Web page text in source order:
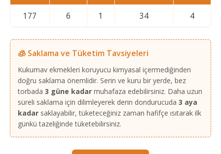
177 6 1 34 4
🧊 Saklama ve Tüketim Tavsiyeleri
Kukumav ekmekleri koruyucu kimyasal içermediğinden
doğru saklama önemlidir. Serin ve kuru bir yerde, bez
torbada 3 güne kadar muhafaza edebilirsiniz. Daha uzun
süreli saklama için dilimleyerek derin dondurucuda 3 aya
kadar saklayabilir, tüketeceğiniz zaman hafifçe ısıtarak ilk
günkü tazeliğinde tüketebilirsiniz.